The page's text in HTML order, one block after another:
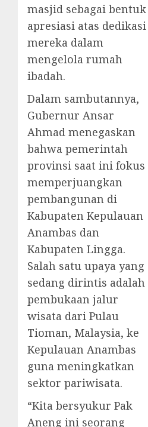
masjid sebagai bentuk
apresiasi atas dedikasi
mereka dalam
mengelola rumah
ibadah.
Dalam sambutannya,
Gubernur Ansar
Ahmad menegaskan
bahwa pemerintah
provinsi saat ini fokus
memperjuangkan
pembangunan di
Kabupaten Kepulauan
Anambas dan
Kabupaten Lingga.
Salah satu upaya yang
sedang dirintis adalah
pembukaan jalur
wisata dari Pulau
Tioman, Malaysia, ke
Kepulauan Anambas
guna meningkatkan
sektor pariwisata.
“Kita bersyukur Pak
Aneng ini seorang